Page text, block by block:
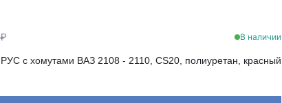
В наличии
с хомутами ВАЗ 2108 - 2110, CS20, полиуретан, красный